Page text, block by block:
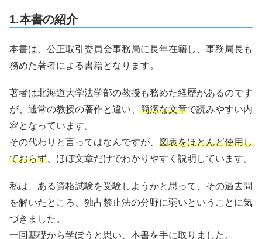
1.本書の紹介
本書は、公正取引委員会事務局に長年在籍し、事務局長も
務めた著者による書籍となります。
著者は北海道大学法学部の教授も務めた経歴があるのです
が、通常の教授の著作と違い、 簡潔な文章で読みやすい内
容となっています。
その代わりと言ってはなんですが、 図表をほとんど使用し
ておらず 、ほぼ文章だけでわかりやすく説明しています。
私は、ある資格試験を受験しようかと思って、その過去問
を解いたところ、独占禁止法の分野に弱いということに気
づきました。
一回基礎から学ぼうと思い、本書を手に取りました。